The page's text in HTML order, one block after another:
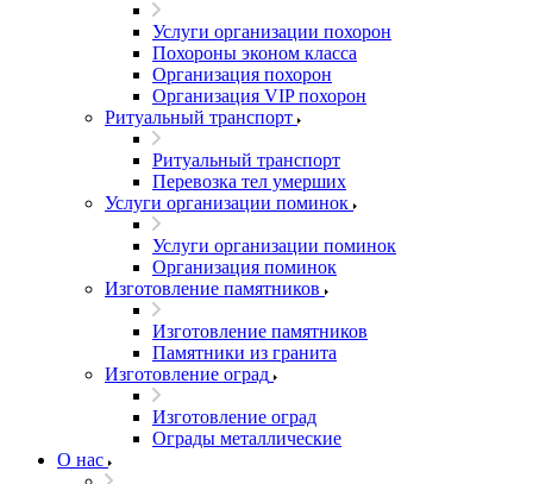
Услуги организации похорон
Похороны эконом класса
Организация похорон
Организация VIP похорон
Ритуальный транспорт
Ритуальный транспорт
Перевозка тел умерших
Услуги организации поминок
Услуги организации поминок
Организация поминок
Изготовление памятников
Изготовление памятников
Памятники из гранита
Изготовление оград
Изготовление оград
Ограды металлические
О нас